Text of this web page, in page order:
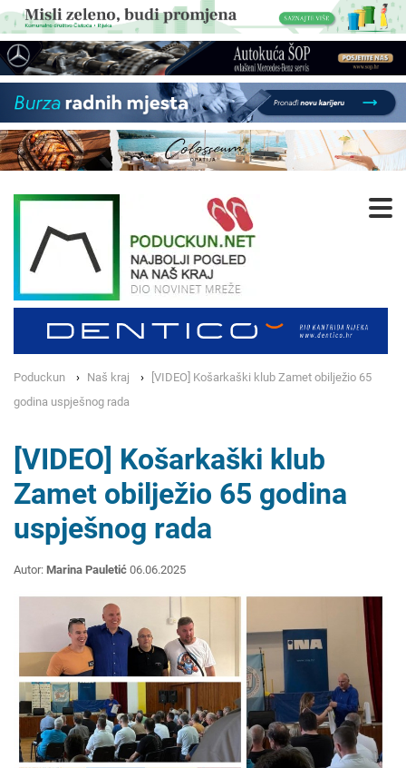
Poduckun Naš kraj
[VIDEO] Košarkaški klub Zamet obilježio 65
godina uspješnog rada
[VIDEO] Košarkaški klub
Zamet obilježio 65 godina
uspješnog rada
Autor: Marina Pauletić 06.06.2025